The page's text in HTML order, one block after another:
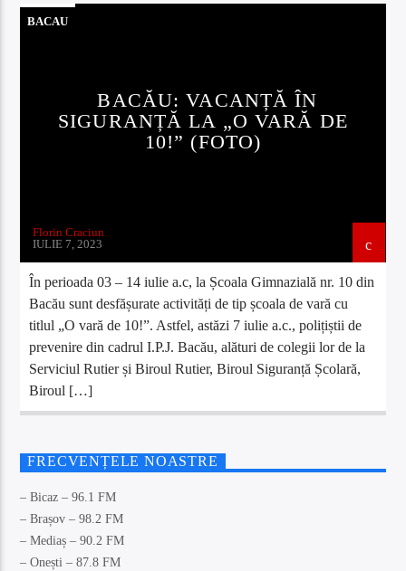
BACAU
BACĂU: VACANȚĂ ÎN
SIGURANȚĂ LA „O VARĂ DE
10!” (FOTO)
Florin Craciun
IULIE 7, 2023
În perioada 03 – 14 iulie a.c, la Școala Gimnazială nr. 10 din
Bacău sunt desfășurate activități de tip școala de vară cu
titlul „O vară de 10!”. Astfel, astăzi 7 iulie a.c., polițiștii de
prevenire din cadrul I.P.J. Bacău, alături de colegii lor de la
Serviciul Rutier și Biroul Rutier, Biroul Siguranță Școlară,
Biroul […]
FRECVENȚELE NOASTRE
– Bicaz – 96.1 FM
– Brașov – 98.2 FM
– Mediaș – 90.2 FM
– Onești – 87.8 FM